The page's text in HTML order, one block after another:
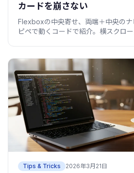
カードを崩さない
Flexboxの中央寄せ、両端＋中央のナ
ピペで動くコードで紹介。横スクロ
Tips & Tricks 2026年3月21日